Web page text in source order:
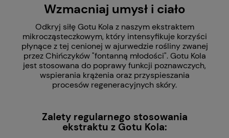
Wzmacniaj umysł i ciało
Odkryj siłę Gotu Kola z naszym ekstraktem
mikrocząsteczkowym, który intensyfikuje korzyści
płynące z tej cenionej w ajurwedzie rośliny zwanej
przez Chińczyków "fontanną młodości". Gotu Kola
jest stosowana do poprawy funkcji poznawczych,
wspierania krążenia oraz przyspieszania
procesów regeneracyjnych skóry.
Zalety regularnego stosowania
ekstraktu z Gotu Kola: